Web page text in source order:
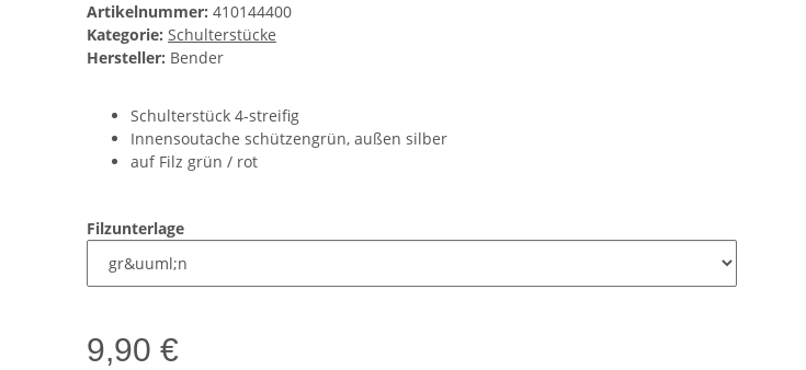
Artikelnummer: 410144400
Kategorie: Schulterstücke
Hersteller: Bender
Schulterstück 4-streifig
Innensoutache schützengrün, außen silber
auf Filz grün / rot
Filzunterlage
9,90 €